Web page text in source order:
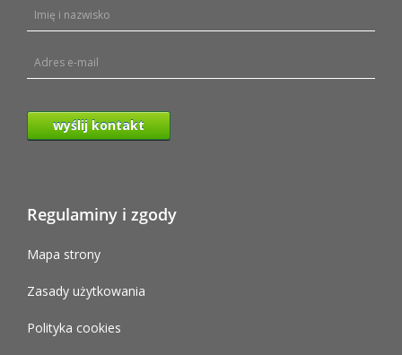
wyślij kontakt
Regulaminy i zgody
Mapa strony
Zasady użytkowania
Polityka cookies